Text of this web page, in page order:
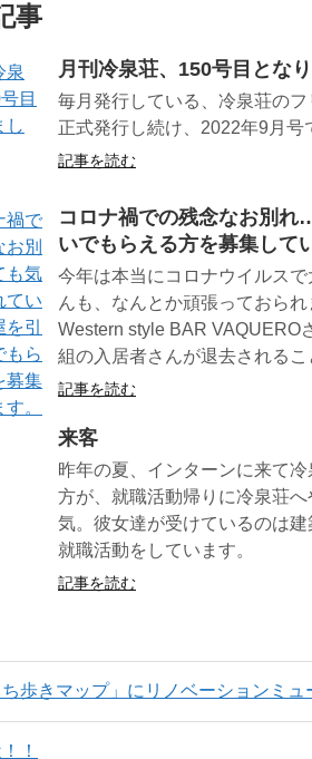
事
月刊冷泉荘、150号目となり
毎月発行している、冷泉荘の
正式発行し続け、2022年9月号
記事を読む
コロナ禍での残念なお別
いでもらえる方を募集して
今年は本当にコロナウイルス
んも、なんとか頑張っておら
Western style BAR VAQUERO
組の入居者さんが退去される
記事を読む
来客
昨年の夏、インターンに来て
方が、就職活動帰りに冷泉荘
気。彼女達が受けているのは
就職活動をしています。
記事を読む
ち歩きマップ」にリノベーションミ
！